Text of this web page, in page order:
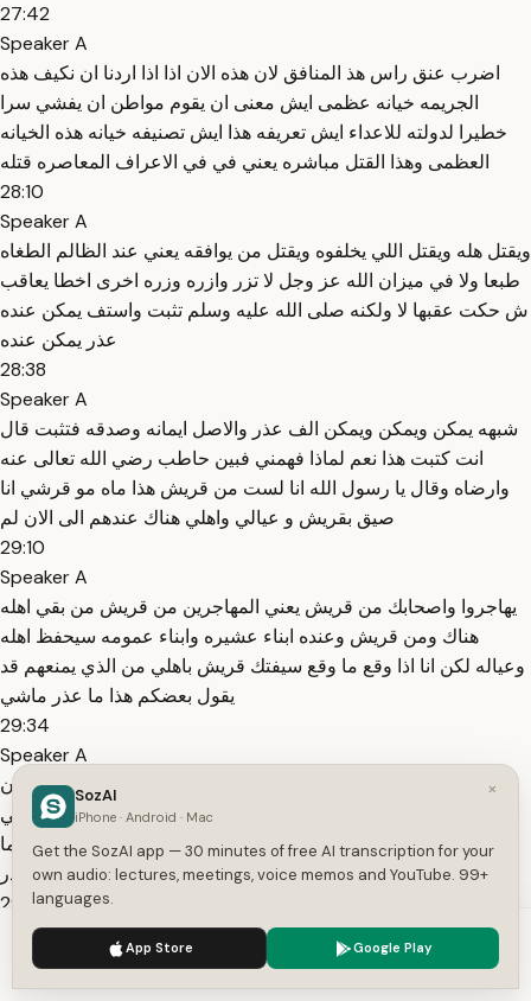
27:42
Speaker A
اضرب عنق راس هذ المنافق لان هذه الان اذا اذا اردنا ان نكيف هذه
الجريمه خيانه عظمى ايش معنى ان يقوم مواطن ان يفشي سرا
خطيرا لدولته للاعداء ايش تعريفه هذا ايش تصنيفه خيانه هذه الخيانه
العظمى وهذا القتل مباشره يعني في في الاعراف المعاصره قتله
28:10
Speaker A
ويقتل هله ويقتل اللي يخلفوه ويقتل من يوافقه يعني عند الظالم الطغاه
طبعا ولا في ميزان الله عز وجل لا تزر وازره وزره اخرى اخطا يعاقب
ش حكت عقبها لا ولكنه صلى الله عليه وسلم تثبت واستف يمكن عنده
عذر يمكن عنده
28:38
Speaker A
شبهه يمكن ويمكن ويمكن الف عذر والاصل ايمانه وصدقه فتثبت قال
انت كتبت هذا نعم لماذا فهمني فبين حاطب رضي الله تعالى عنه
وارضاه وقال يا رسول الله انا لست من قريش هذا ماه مو قرشي انا
صيق بقريش و عيالي واهلي هناك عندهم الى الان لم
29:10
Speaker A
يهاجروا واصحابك من قريش يعني المهاجرين من قريش من بقي اهله
هناك ومن قريش وعنده ابناء عشيره وابناء عمومه سيحفظ اهله
وعياله لكن انا اذا وقع ما وقع سيفتك قريش باهلي من الذي يمنعهم قد
يقول بعضكم هذا ما عذر ماشي
29:34
Speaker A
وجهه نظر تختلف انت تقول مو عذر غيرك يقول عذر لكن هو كان
صادقا لاجل ذلك فعل هذا الامر اخطا اخطا فقال عمر ايضا قال دعني
اضرب عنقه فقال له النبي صلى الله عليه وسلم انه قد شهد بدرا وما
يدريك لعل الله اطلع على اهل بدر
29:58
Speaker A
فق قال اعملوا ما شئتم فقد غفرت لكم الله اكبر ولذلك البدريون لهم
منقبه لهم خصيصه ذلك فضل الله يؤتيه من يشاء هنيئا للبدري لذلك
We use cookies to enhance your experience.
×
SozAI
iPhone · Android · Mac
Get the SozAI app — 30 minutes of free AI transcription for your
own audio: lectures, meetings, voice memos and YouTube. 99+
languages.
App Store Google Play